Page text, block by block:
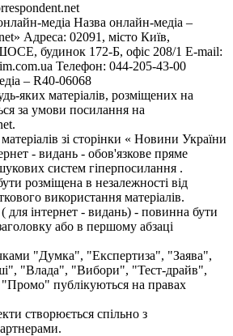
медіа Назва онлайн-медіа –
Адреса: 02091, місто Київ,
будинок 172-Б, офіс 208/1 E-mail:
Телефон: 044-205-43-00
– R40-06068
яких матеріалів, розміщених на
за умови посилання на
зі сторінки « Новини України
- видань - обов'язкове пряме
систем гіперпосилання .
розміщена в незалежності від
використання матеріалів.
для інтернет - видань) - повинна бути
або в першому абзаці
"Думка", "Експертиза", "Заява",
"Влада", "Вибори", "Тест-драйв",
публікуються на правах
створюється спільно з